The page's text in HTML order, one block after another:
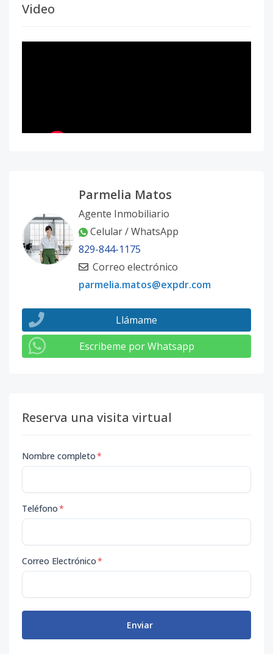
Video
Parmelia Matos
Agente Inmobiliario
Celular / WhatsApp
829-844-1175
Correo electrónico
parmelia.matos@expdr.com
Llámame
Escribeme por Whatsapp
Reserva una visita virtual
Nombre completo*
Teléfono*
Correo Electrónico*
Enviar